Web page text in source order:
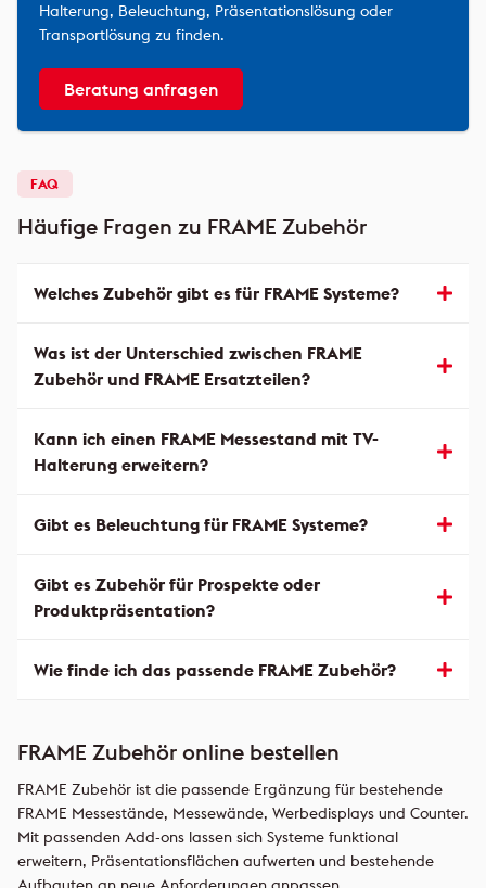
Halterung, Beleuchtung, Präsentationslösung oder
Transportlösung zu finden.
Beratung anfragen
FAQ
Häufige Fragen zu FRAME Zubehör
Welches Zubehör gibt es für FRAME Systeme?
Was ist der Unterschied zwischen FRAME
Zubehör und FRAME Ersatzteilen?
Kann ich einen FRAME Messestand mit TV-
Halterung erweitern?
Gibt es Beleuchtung für FRAME Systeme?
Gibt es Zubehör für Prospekte oder
Produktpräsentation?
Wie finde ich das passende FRAME Zubehör?
FRAME Zubehör online bestellen
FRAME Zubehör ist die passende Ergänzung für bestehende
FRAME Messestände, Messewände, Werbedisplays und Counter.
Mit passenden Add-ons lassen sich Systeme funktional
erweitern, Präsentationsflächen aufwerten und bestehende